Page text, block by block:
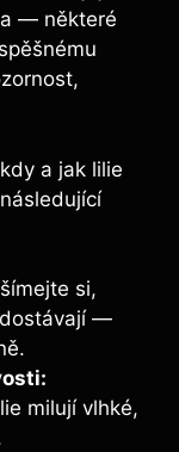
— některé
a jak lilie
si,
dostávají —
milují vlhké,